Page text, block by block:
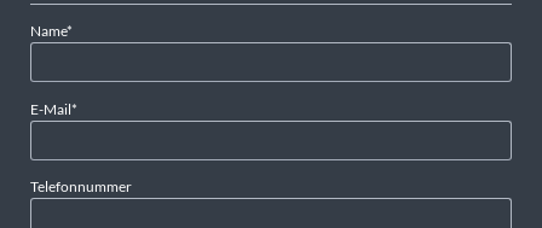
Pflichtfeld
Name*
Pflichtfeld
E-Mail*
Telefonnummer